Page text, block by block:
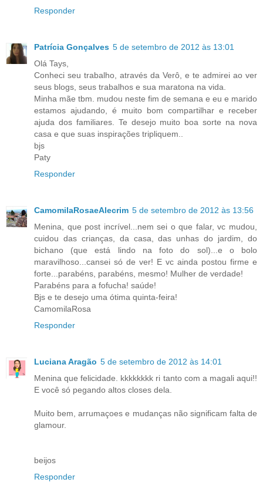
Responder
Patrícia Gonçalves 5 de setembro de 2012 às 13:01
Olá Tays,
Conheci seu trabalho, através da Verô, e te admirei ao ver
seus blogs, seus trabalhos e sua maratona na vida.
Minha mãe tbm. mudou neste fim de semana e eu e marido
estamos ajudando, é muito bom compartilhar e receber
ajuda dos familiares. Te desejo muito boa sorte na nova
casa e que suas inspirações tripliquem..
bjs
Paty
Responder
CamomilaRosaeAlecrim 5 de setembro de 2012 às 13:56
Menina, que post incrível...nem sei o que falar, vc mudou,
cuidou das crianças, da casa, das unhas do jardim, do
bichano (que está lindo na foto do sol)...e o bolo
maravilhoso...cansei só de ver! E vc ainda postou firme e
forte...parabéns, parabéns, mesmo! Mulher de verdade!
Parabéns para a fofucha! saúde!
Bjs e te desejo uma ótima quinta-feira!
CamomilaRosa
Responder
Luciana Aragão 5 de setembro de 2012 às 14:01
Menina que felicidade. kkkkkkkk ri tanto com a magali aqui!!
E você só pegando altos closes dela.
Muito bem, arrumaçoes e mudanças não significam falta de
glamour.
beijos
Responder